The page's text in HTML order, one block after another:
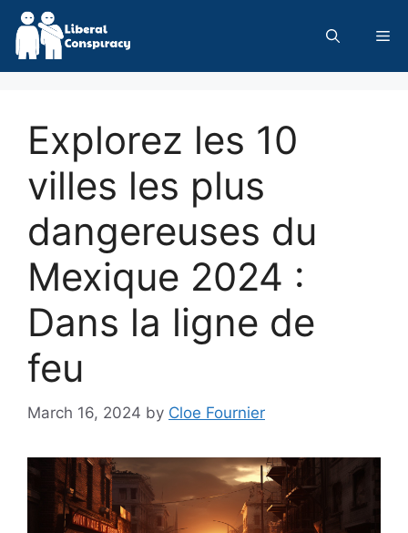
Skip
content
Explorez les 10
villes les plus
dangereuses du
Mexique 2024 :
Dans la ligne de
feu
March 16, 2024 by Cloe Fournier